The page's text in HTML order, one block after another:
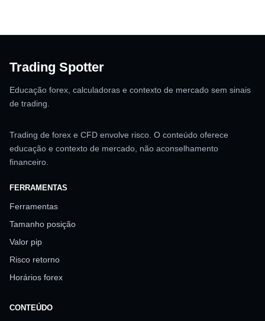
Trading Spotter
Educação forex, calculadoras e contexto de mercado sem sinais
de trading.
Trading de forex e CFD envolve risco. O conteúdo oferece
educação e contexto de mercado, não aconselhamento
financeiro.
FERRAMENTAS
Ferramentas
Tamanho posição
Valor pip
Risco retorno
Horários forex
CONTEÚDO